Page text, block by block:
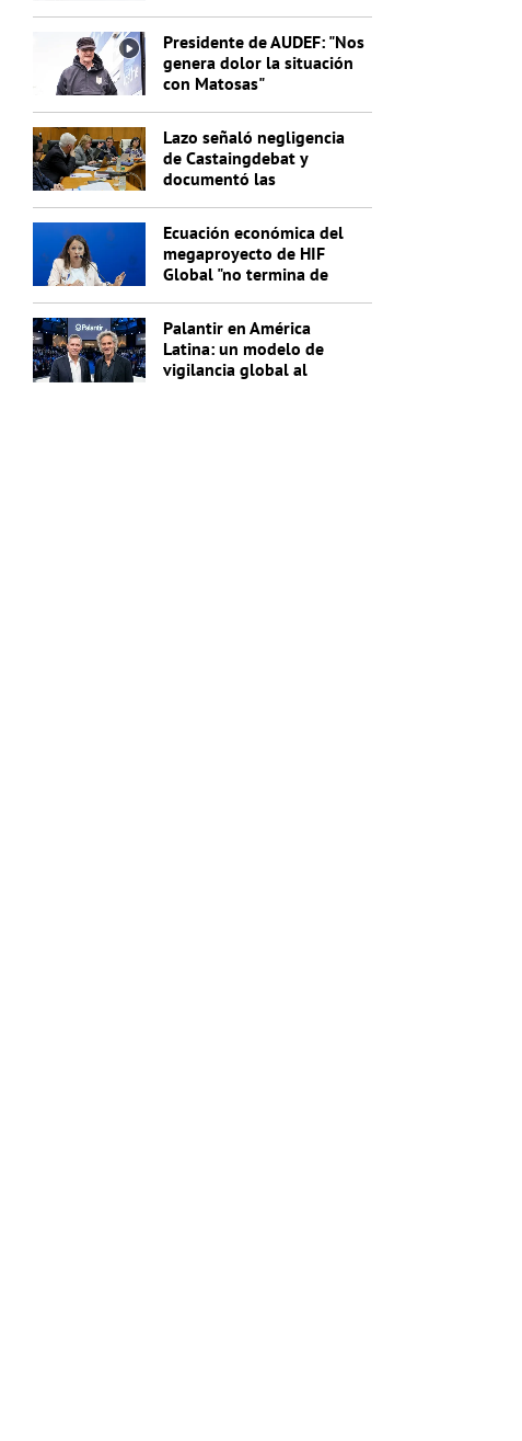
Presidente de AUDEF: "Nos
genera dolor la situación
con Matosas"
Lazo señaló negligencia
de Castaingdebat y
documentó las
Ecuación económica del
megaproyecto de HIF
Global "no termina de
Palantir en América
Latina: un modelo de
vigilancia global al